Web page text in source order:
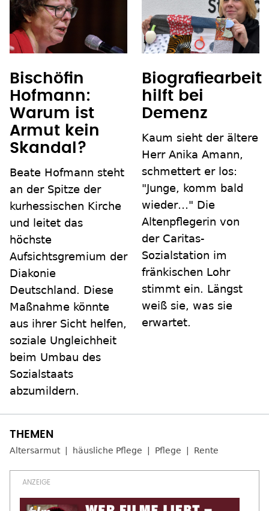
Bischöfin
Hofmann:
Warum ist
Armut kein
Skandal?
Beate Hofmann steht
an der Spitze der
kurhessischen Kirche
und leitet das
höchste
Aufsichtsgremium der
Diakonie
Deutschland. Diese
Maßnahme könnte
aus ihrer Sicht helfen,
soziale Ungleichheit
beim Umbau des
Sozialstaats
abzumildern.
Biografiearbeit
hilft bei
Demenz
Kaum sieht der ältere
Herr Anika Amann,
schmettert er los:
"Junge, komm bald
wieder…" Die
Altenpflegerin von
der Caritas-
Sozialstation im
fränkischen Lohr
stimmt ein. Längst
weiß sie, was sie
erwartet.
Altersarmut häusliche Pflege Pflege Rente